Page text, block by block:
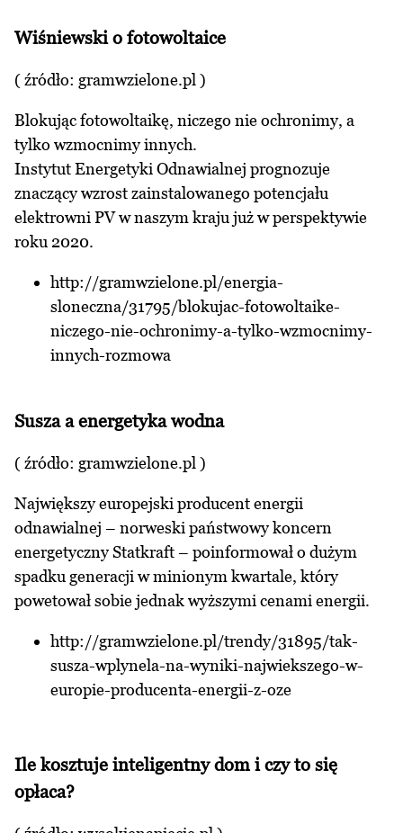
Wiśniewski o fotowoltaice
( źródło: gramwzielone.pl )
Blokując fotowoltaikę, niczego nie ochronimy, a
tylko wzmocnimy innych.
Instytut Energetyki Odnawialnej prognozuje
znaczący wzrost zainstalowanego potencjału
elektrowni PV w naszym kraju już w perspektywie
roku 2020.
http://gramwzielone.pl/energia-
sloneczna/31795/blokujac-fotowoltaike-
niczego-nie-ochronimy-a-tylko-wzmocnimy-
innych-rozmowa
Susza a energetyka wodna
( źródło: gramwzielone.pl )
Największy europejski producent energii
odnawialnej – norweski państwowy koncern
energetyczny Statkraft – poinformował o dużym
spadku generacji w minionym kwartale, który
powetował sobie jednak wyższymi cenami energii.
http://gramwzielone.pl/trendy/31895/tak-
susza-wplynela-na-wyniki-najwiekszego-w-
europie-producenta-energii-z-oze
Ile kosztuje inteligentny dom i czy to się
opłaca?